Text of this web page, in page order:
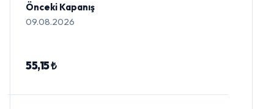
Önceki Kapanış
09.08.2026
55,15 ₺